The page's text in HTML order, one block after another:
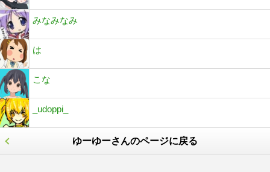
みなみなみ
は
こな
_udoppi_
ゆーゆーさんのページに戻る